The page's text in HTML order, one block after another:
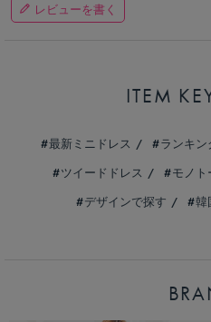
レビューを書く
ITEM
最新ミニドレス ランキン
ツイードドレス
モノト
デザインで探す
韓